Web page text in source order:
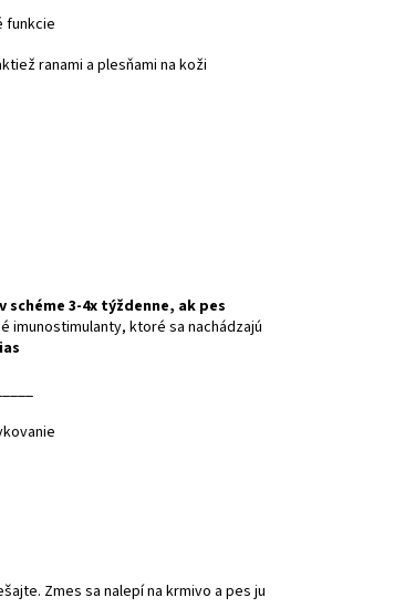
funkcie
ranami a plesňami na koži
3-4x týždenne, ak pes
imunostimulanty, ktoré sa nachádzajú
Zmes sa nalepí na krmivo a pes ju